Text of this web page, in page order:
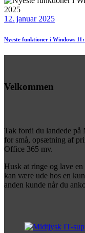
12. januar 2025
Nyeste funktioner i Windows
Velkommen
Tak fordi du landede
for små, opsætning af
Office 365 mv.
Husk at ringe og lave
kan være ude hos en
anden kunde når du